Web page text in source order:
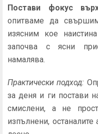
Постави фокус
опитваме да
изясним кое
започва с ясни
намалява.
Практически подход:
за деня и ги постави
смислени, а не
изпълнени,